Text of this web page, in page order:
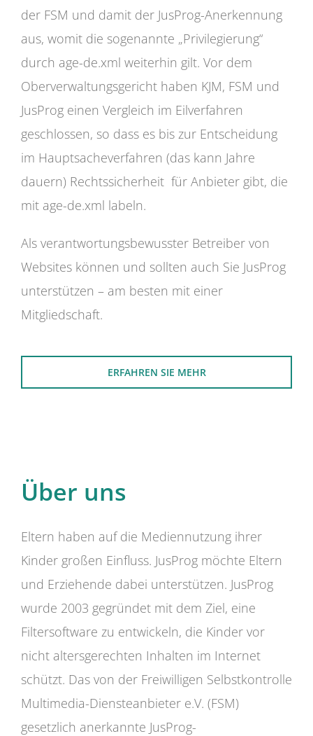
der FSM und damit der JusProg-Anerkennung
aus, womit die sogenannte „Privilegierung“
durch age-de.xml weiterhin gilt. Vor dem
Oberverwaltungsgericht haben KJM, FSM und
JusProg einen Vergleich im Eilverfahren
geschlossen, so dass es bis zur Entscheidung
im Hauptsacheverfahren (das kann Jahre
dauern) Rechtssicherheit für Anbieter gibt, die
mit age-de.xml labeln.
Als verantwortungsbewusster Betreiber von
Websites können und sollten auch Sie JusProg
unterstützen – am besten mit einer
Mitgliedschaft.
ERFAHREN SIE MEHR
Über uns
Eltern haben auf die Mediennutzung ihrer
Kinder großen Einfluss. JusProg möchte Eltern
und Erziehende dabei unterstützen. JusProg
wurde 2003 gegründet mit dem Ziel, eine
Filtersoftware zu entwickeln, die Kinder vor
nicht altersgerechten Inhalten im Internet
schützt. Das von der Freiwilligen Selbstkontrolle
Multimedia-Diensteanbieter e.V. (FSM)
gesetzlich anerkannte JusProg-